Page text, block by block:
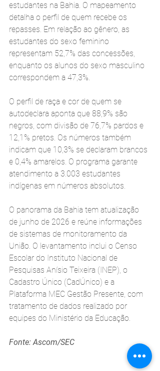
estudantes na Bahia. O mapeamento
detalha o perfil de quem recebe os
repasses. Em relação ao gênero, as
estudantes do sexo feminino
representam 52,7% das concessões,
enquanto os alunos do sexo masculino
correspondem a 47,3%.
O perfil de raça e cor de quem se
autodeclara aponta que 88,9% são
negros, com divisão de 76,7% pardos e
12,1% pretos. Os números também
indicam que 10,3% se declaram brancos
e 0,4% amarelos. O programa garante
atendimento a 3.003 estudantes
indígenas em números absolutos.
O panorama da Bahia tem atualização
de junho de 2026 e reúne informações
de sistemas de monitoramento da
União. O levantamento inclui o Censo
Escolar do Instituto Nacional de
Pesquisas Anísio Teixeira (INEP), o
Cadastro Único (CadÚnico) e a
Plataforma MEC Gestão Presente, com
tratamento de dados realizado por
equipes do Ministério da Educação.
Fonte: Ascom/SEC